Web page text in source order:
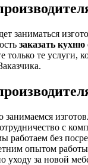
заниматься
заказать
те услуги,
занимаемся
с
работаем без
опытом
уходу за новой